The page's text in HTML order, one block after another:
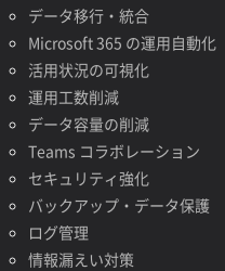
データ移行・統合
Microsoft 365 の運用自動化
活用状況の可視化
運用工数削減
データ容量の削減
Teams コラボレーション
セキュリティ強化
バックアップ・データ保護
ログ管理
情報漏えい対策